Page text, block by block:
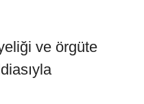
ve örgüte